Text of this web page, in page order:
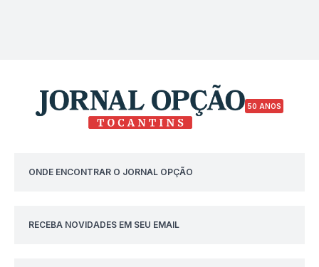
50 ANOS
ONDE ENCONTRAR O JORNAL OPÇÃO
RECEBA NOVIDADES EM SEU EMAIL